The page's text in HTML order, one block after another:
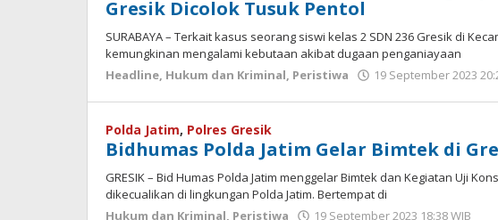
Gresik Dicolok Tusuk Pentol
SURABAYA – Terkait kasus seorang siswi kelas 2 SDN 236 Gresik di
kemungkinan mengalami kebutaan akibat dugaan penganiayaan
Headline, Hukum dan Kriminal, Peristiwa 19 September 2023
Polda Jatim, Polres Gresik
Bidhumas Polda Jatim Gelar Bimtek di
GRESIK – Bid Humas Polda Jatim menggelar Bimtek dan Kegiatan Uji
dikecualikan di lingkungan Polda Jatim. Bertempat di
Hukum dan Kriminal, Peristiwa 19 September 2023 18:38 WIB